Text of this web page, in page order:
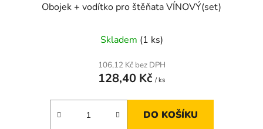
Obojek + vodítko pro štěňata VÍNOVÝ(set)
Skladem (1 ks)
106,12 Kč bez DPH
128,40 Kč / ks
DO KOŠÍKU